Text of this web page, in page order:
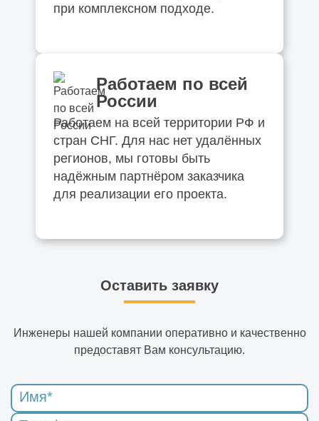
при комплексном подходе.
Работаем по всей
России
Работаем на всей территории РФ и
стран СНГ. Для нас нет удалённых
регионов, мы готовы быть
надёжным партнёром заказчика
для реализации его проекта.
Оставить заявку
Инженеры нашей компании оперативно и качественно
предоставят Вам консультацию.